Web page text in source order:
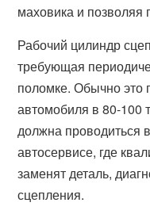
маховика и позволяя
Рабочий цилиндр
требующая
поломке. Обычно это
автомобиля в 80-100
должна проводиться
автосервисе, где
заменят деталь,
сцепления.